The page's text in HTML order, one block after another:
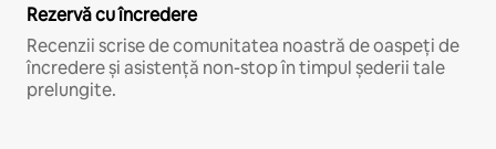
Rezervă cu încredere
Recenzii scrise de comunitatea noastră de oaspeți de
încredere și asistență non-stop în timpul șederii tale
prelungite.